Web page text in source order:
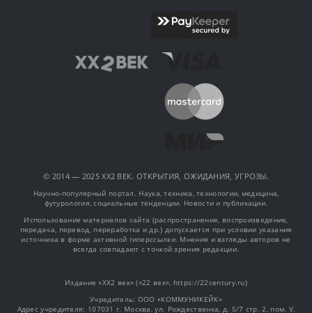
© 2014 — 2025 XX2 ВЕК. ОТКРЫТИЯ, ОЖИДАНИЯ, УГРОЗЫ.
Научно-популярный портал. Наука, техника, технологии, медицина,
футурология, социальные тенденции. Новости и публикации.
Использование материалов сайта (распространение, воспроизведение,
передача, перевод, переработка и др.) допускается при условии указания
источника в форме активной гиперссылки. Мнения и взгляды авторов не
всегда совпадают с точкой зрения редакции.
Издание «XX2 век» («22 век», https://22century.ru)
Учредитель: OOO «КОММУНИКЕЙК»
Адрес учредителя: 107031 г. Москва, ул. Рождественка, д. 5/7 стр. 2, пом. V,